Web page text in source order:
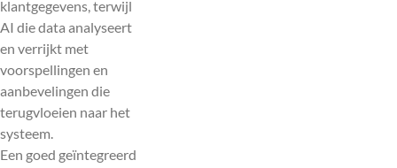
klantgegevens, terwijl
AI die data analyseert
en verrijkt met
voorspellingen en
aanbevelingen die
terugvloeien naar het
systeem.
Een goed geïntegreerd